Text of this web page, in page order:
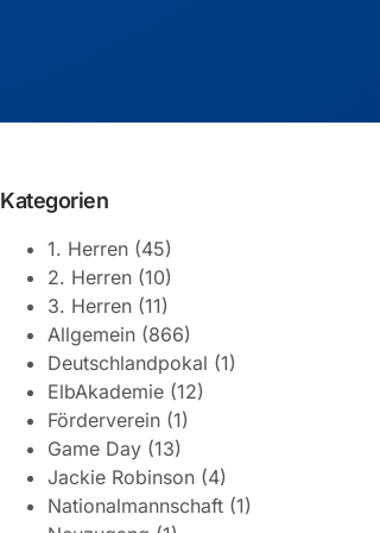
Kategorien
1. Herren (45)
2. Herren (10)
3. Herren (11)
Allgemein (866)
Deutschlandpokal (1)
ElbAkademie (12)
Förderverein (1)
Game Day (13)
Jackie Robinson (4)
Nationalmannschaft (1)